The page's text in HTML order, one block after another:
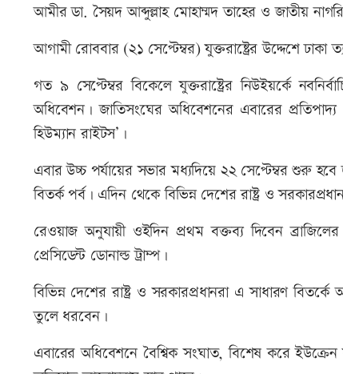
আমীর ডা. সৈয়দ আব্দুল্লাহ মোহাম্মদ তাহের ও জাতীয়
আগামী রোববার (২১ সেপ্টেম্বর) যুক্তরাষ্ট্রের উদ্দেশে
গত ৯ সেপ্টেম্বর বিকেলে যুক্তরাষ্ট্রের নিউইয়র্কে
অধিবেশন। জাতিসংঘের অধিবেশনের এবারের
হিউম্যান রাইটস’।
এবার উচ্চ পর্যায়ের সভার মধ্যদিয়ে ২২ সেপ্টেম্বর শুরু
বিতর্ক পর্ব। এদিন থেকে বিভিন্ন দেশের রাষ্ট্র ও
রেওয়াজ অনুযায়ী ওইদিন প্রথম বক্তব্য দিবেন
প্রেসিডেন্ট ডোনাল্ড ট্রাম্প।
বিভিন্ন দেশের রাষ্ট্র ও সরকারপ্রধানরা এ সাধারণ বিতর্কে
তুলে ধরবেন।
এবারের অধিবেশনে বৈশ্বিক সংঘাত, বিশেষ করে ইউক্রেন